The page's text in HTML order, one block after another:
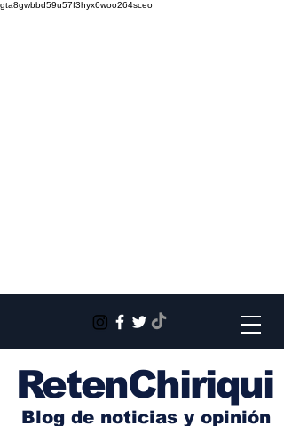
gta8gwbbd59u57f3hyx6woo264sceo
RetenChiriqui
Blog de noticias y opinión